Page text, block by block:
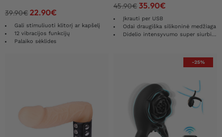
39.90€22.90€
Gali stimuliuoti klitorį ar kapšelį
12 vibracijos funkcijų
Palaiko sėklides
45.90€35.90€
Įkrauti per USB
Odai draugiška silikoninė medžiaga
Didelio intensyvumo super siurbimas
-25%